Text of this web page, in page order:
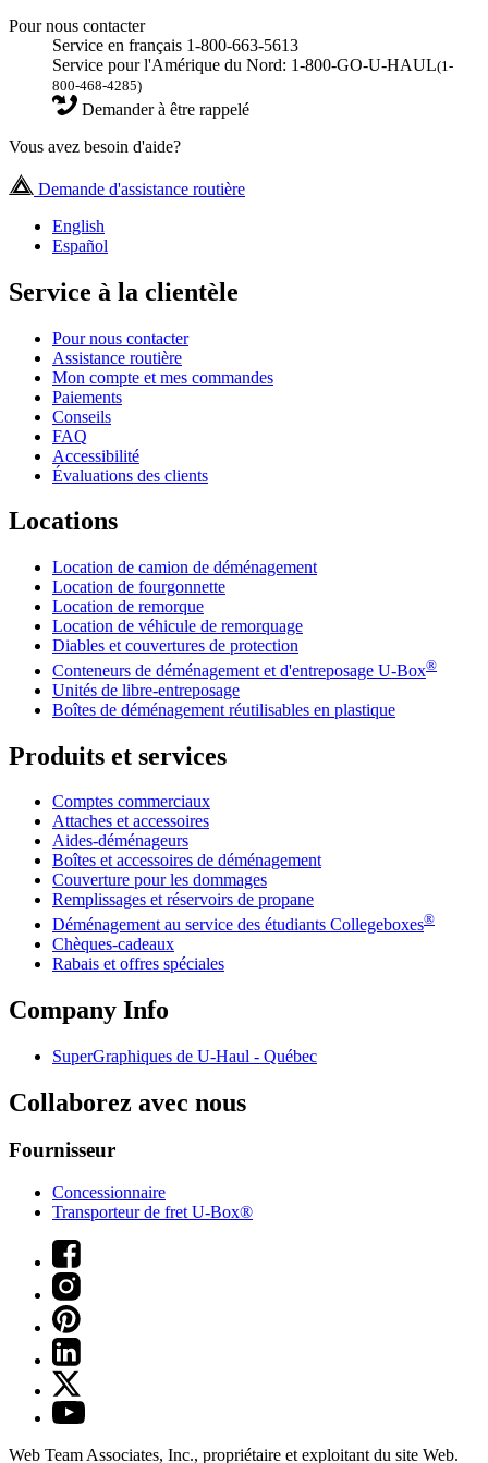
Pour nous contacter
Service en français 1-800-663-5613
Service pour l'Amérique du Nord: 1-800-GO-U-HAUL(1-
800-468-4285)
Demander à être rappelé
Vous avez besoin d'aide?
Demande d'assistance routière
English
Español
Service à la clientèle
Pour nous contacter
Assistance routière
Mon compte et mes commandes
Paiements
Conseils
FAQ
Accessibilité
Évaluations des clients
Locations
Location de camion de déménagement
Location de fourgonnette
Location de remorque
Location de véhicule de remorquage
Diables et couvertures de protection
Conteneurs de déménagement et d'entreposage U-Box®
Unités de libre-entreposage
Boîtes de déménagement réutilisables en plastique
Produits et services
Comptes commerciaux
Attaches et accessoires
Aides-déménageurs
Boîtes et accessoires de déménagement
Couverture pour les dommages
Remplissages et réservoirs de propane
Déménagement au service des étudiants Collegeboxes®
Chèques-cadeaux
Rabais et offres spéciales
Company Info
SuperGraphiques de U-Haul - Québec
Collaborez avec nous
Fournisseur
Concessionnaire
Transporteur de fret U-Box®
Web Team Associates, Inc., propriétaire et exploitant du site Web.